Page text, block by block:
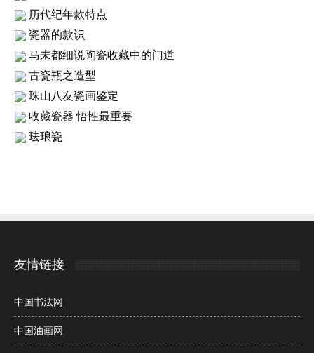
历代纪年款特点
瓷器的款识
马未都细说陶瓷收藏中的门道
古瓷瓶之造型
珠山八友瓷画鉴定
收藏瓷器 悟性最重要
珐琅瓷
友情链接
中国书法网
中国油画网